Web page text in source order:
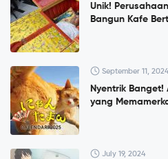
Unik!
Bangun Kafe
September 11, 2024
Nyentrik Banget!
yang
July 19, 2024